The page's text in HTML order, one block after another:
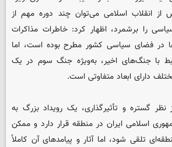
از انقلاب اسلامی می‌توان چند دوره مهم از
را برشمرد، اظهار کرد: خاطرات مذاکرات
در فضای سیاسی کشور مطرح بوده است، اما
با جنگ‌های اخیر، به‌ویژه جنگ سوم در یک
دارای ابعاد متفاوتی است.
نظر گستره و تأثیرگذاری، یک رویداد بزرگ به
اسلامی ایران در منطقه قرار دارد و ممکن
تلقی شود، اما آثار و پیامدهای آن کاملاً